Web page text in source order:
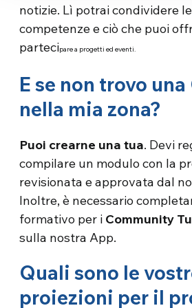
notizie. Lì potrai condividere
competenze e ciò che puoi
partecipare a progetti ed eventi.
E se non trovo
nella mia zona?
Puoi crearne una tua. Devi
compilare un modulo con la
revisionata e approvata dal
Inoltre, è necessario
formativo per i Community
sulla nostra App.
Quali sono le
proiezioni per il